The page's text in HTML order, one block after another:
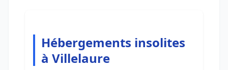
Hébergements insolites
à Villelaure